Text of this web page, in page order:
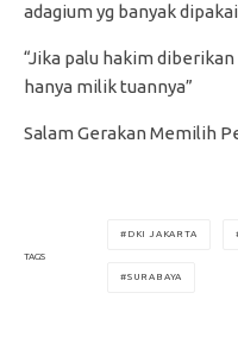
adagium yg banyak
“Jika palu hakim
hanya milik tuannya”
Salam Gerakan Memilih
TAGS
DKI JAKARTA
SURABAYA